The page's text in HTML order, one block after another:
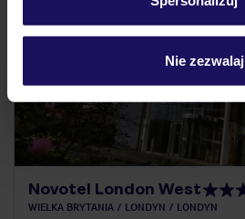
Nie zezwalaj
Novotel London West
WIELKA BRYTANIA LONDYN LONDYN